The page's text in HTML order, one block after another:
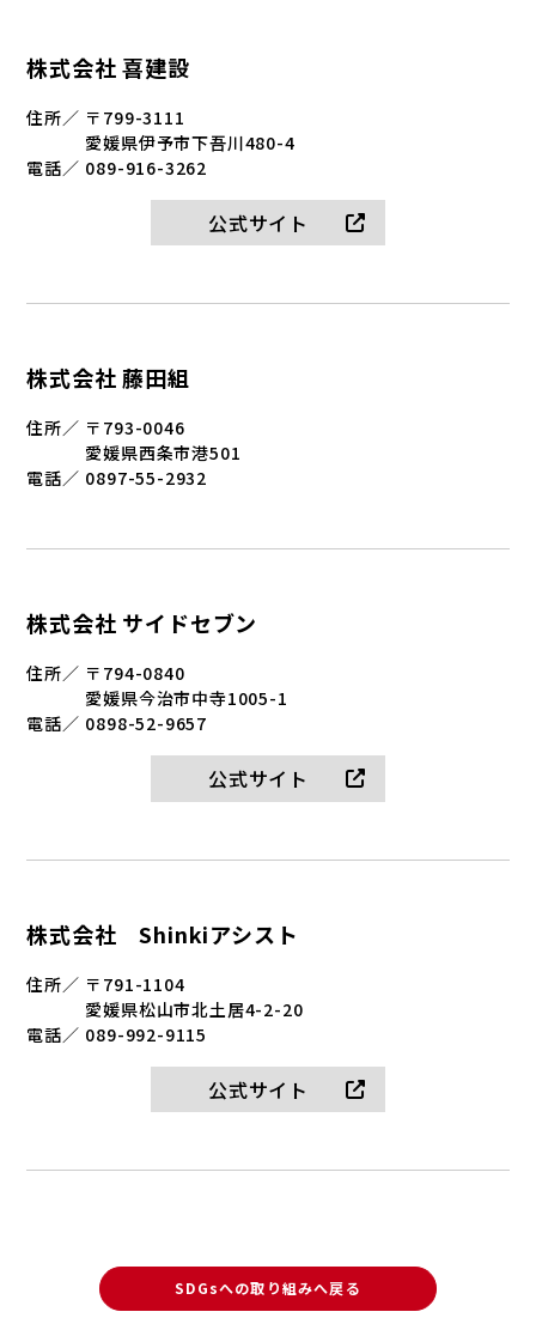
株式会社 喜建設
住所／ 〒799-3111
愛媛県伊予市下吾川480-4
電話／ 089-916-3262
公式サイト
株式会社 藤田組
住所／ 〒793-0046
愛媛県西条市港501
電話／ 0897-55-2932
株式会社 サイドセブン
住所／ 〒794-0840
愛媛県今治市中寺1005-1
電話／ 0898-52-9657
公式サイト
株式会社 Shinkiアシスト
住所／ 〒791-1104
愛媛県松山市北土居4-2-20
電話／ 089-992-9115
公式サイト
SDGsへの取り組みへ戻る